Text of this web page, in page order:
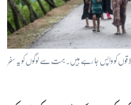
کو واپس جا رہے ہیں۔ بہت سے لوگوں کو یہ سفر